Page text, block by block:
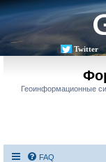
Twitter
Геоинформационные
FAQ